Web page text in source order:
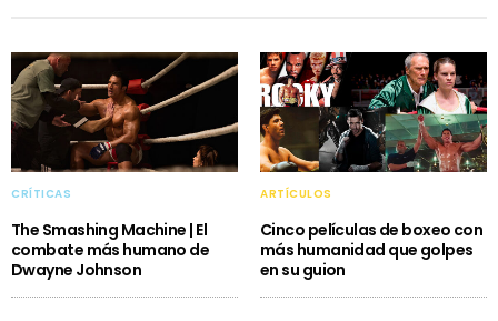
CRÍTICAS
The Smashing Machine | El
combate más humano de
Dwayne Johnson
ARTÍCULOS
Cinco películas de boxeo con
más humanidad que golpes
en su guion